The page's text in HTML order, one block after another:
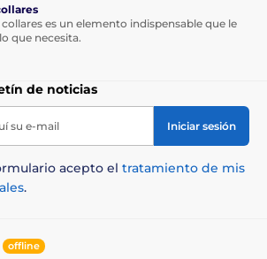
pequeñas: altura 30 - 40 cm, -
Basset Hound, Terrier brasileño,
del perro 40 - 50 cm, - Basset
XL (60 x 70 x 63 cm), razas medianas
del perro 45 - 55 cm - bearded
dunker, harrier, Friesian Pointer
(62 x 76 x 74 cm), razas grandes,
técnicas pueden cambiar sin
collares es un elemento indispensable que le
que necesita.
de noticias
su e-mail Iniciar sesión
acepto el tratamiento de mis
.
offline